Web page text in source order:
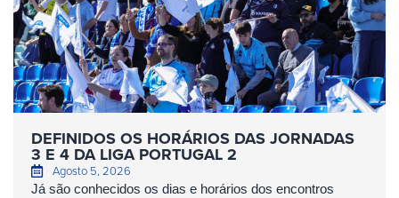
DEFINIDOS OS HORÁRIOS DAS JORNADAS
3 E 4 DA LIGA PORTUGAL 2
Agosto 5, 2026
Já são conhecidos os dias e horários dos encontros